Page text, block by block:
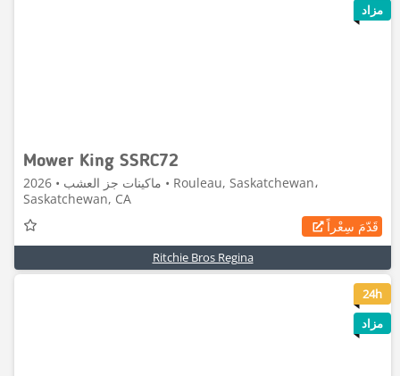
Mower King SSRC72
ماكينات جز العشب • 2026 • Rouleau, Saskatchewan،
Saskatchewan, CA
قَدّمَ سِعْراً
Ritchie Bros Regina
مزاد
6
24h
مزاد